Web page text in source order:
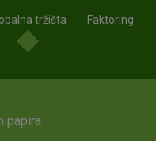
tržišta Faktoring
papira